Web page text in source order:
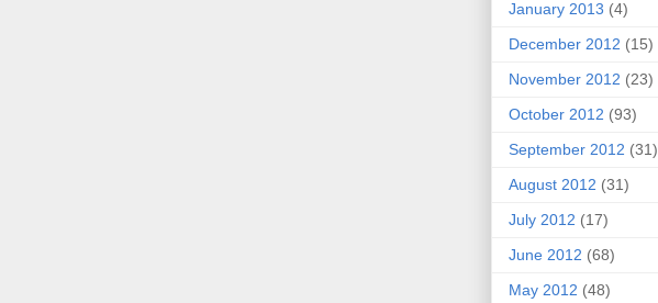
January 2013 (4)
December 2012 (15)
November 2012 (23)
October 2012 (93)
September 2012 (31)
August 2012 (31)
July 2012 (17)
June 2012 (68)
May 2012 (48)